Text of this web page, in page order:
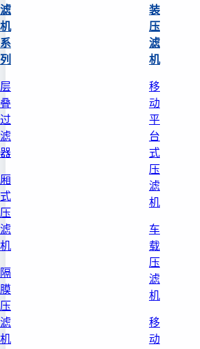
滤
机
系
列
层
叠
过
滤
器
厢
式
压
滤
机
隔
膜
压
滤
机
装
压
滤
机
移
动
平
台
式
压
滤
机
车
载
压
滤
机
移
动